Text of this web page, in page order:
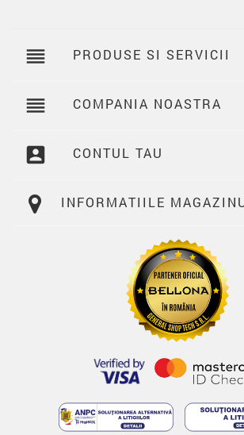
reorder PRODUSE SI SERVICII
reorder COMPANIA NOASTRA
account_box CONTUL TAU
INFORMATIILE